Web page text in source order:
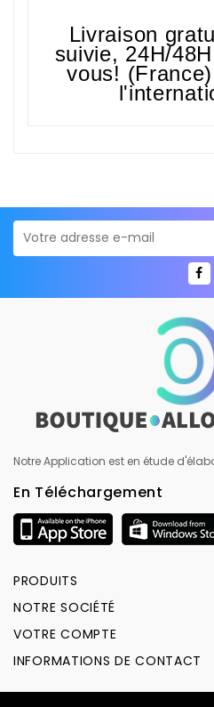
Livraison
suivie, 24H/48H
vous!
Notre Application est en étude
En Téléchargement
PRODUITS
NOTRE SOCIÉTÉ
VOTRE COMPTE
INFORMATIONS DE CONTACT